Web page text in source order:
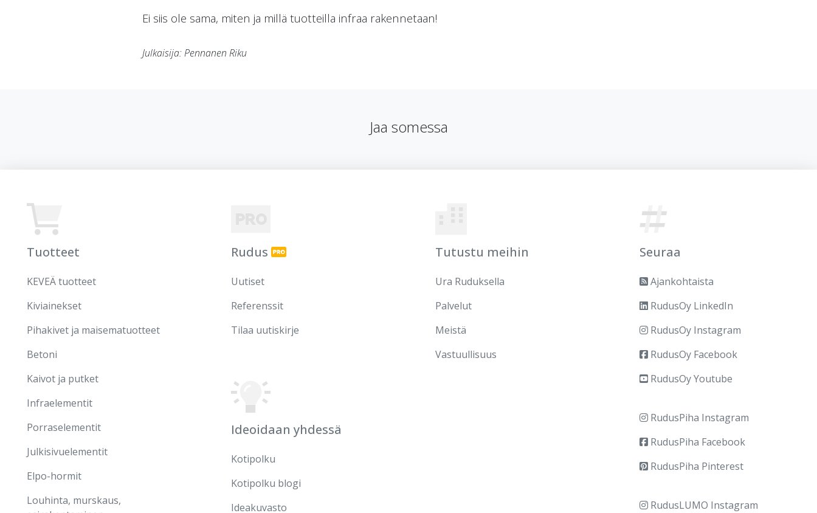
Ei siis ole sama, miten ja millä tuotteilla infraa rakennetaan!
Julkaisija: Pennanen Riku
Jaa somessa
Tuotteet
KEVEÄ tuotteet
Kiviainekset
Pihakivet ja maisematuotteet
Betoni
Kaivot ja putket
Infraelementit
Porraselementit
Julkisivuelementit
Elpo-hormit
Louhinta, murskaus,
Rudus
Uutiset
Referenssit
Tilaa uutiskirje
Ideoidaan yhdessä
Kotipolku
Kotipolku blogi
Ideakuvasto
Tutustu meihin
Ura Ruduksella
Palvelut
Meistä
Vastuullisuus
Seuraa
Ajankohtaista
RudusOy LinkedIn
RudusOy Instagram
RudusOy Facebook
RudusOy Youtube
RudusPiha Instagram
RudusPiha Facebook
RudusPiha Pinterest
RudusLUMO Instagram